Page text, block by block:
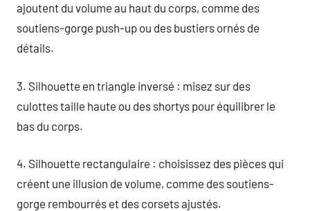
ajoutent du volume au haut du corps, comme des
soutiens-gorge push-up ou des bustiers ornés de
détails.
3. Silhouette en triangle inversé : misez sur des
culottes taille haute ou des shortys pour équilibrer le
bas du corps.
4. Silhouette rectangulaire : choisissez des pièces qui
créent une illusion de volume, comme des soutiens-
gorge rembourrés et des corsets ajustés.